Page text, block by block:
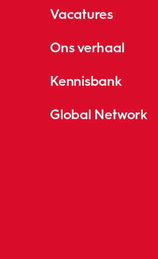
Vacatures
Ons verhaal
Kennisbank
Global Network